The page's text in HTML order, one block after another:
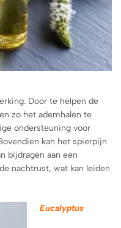
Door te helpen de
zo het ademhalen te
ondersteuning voor
kan het spierpijn
bijdragen aan een
nachtrust, wat kan leiden
Eucalyptus